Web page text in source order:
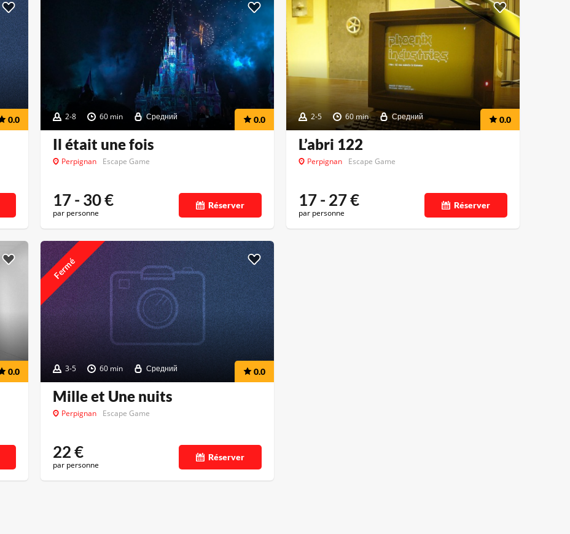
0.0 2-8 60 min Средний 0.0
Il était une fois
Perpignan Escape Game
17 - 30€
par personne
Réserver
2-5 60 min Средний 0.0
L’abri 122
Perpignan Escape Game
17 - 27€
par personne
Réserver
0.0 3-5 60 min Средний 0.0
Fermé
Mille et Une nuits
Perpignan Escape Game
22€
par personne
Réserver